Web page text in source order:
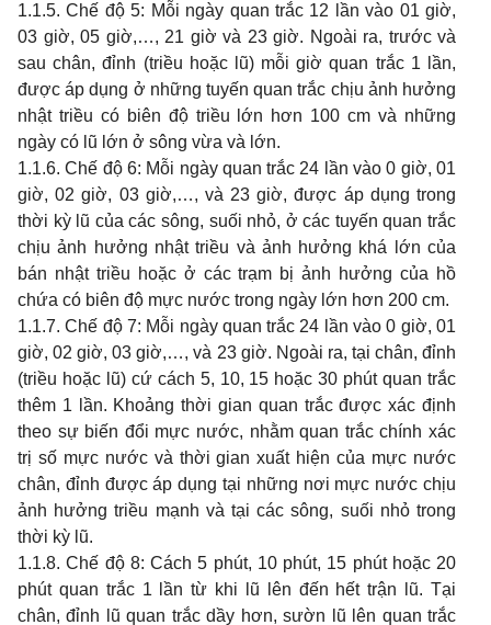
1.1.5. Chế độ 5: Mỗi ngày quan trắc 12 lần vào 01 giờ,
03 giờ, 05 giờ,…, 21 giờ và 23 giờ. Ngoài ra, trước và
sau chân, đỉnh (triều hoặc lũ) mỗi giờ quan trắc 1 lần,
được áp dụng ở những tuyến quan trắc chịu ảnh hưởng
nhật triều có biên độ triều lớn hơn 100 cm và những
ngày có lũ lớn ở sông vừa và lớn.
1.1.6. Chế độ 6: Mỗi ngày quan trắc 24 lần vào 0 giờ, 01
giờ, 02 giờ, 03 giờ,…, và 23 giờ, được áp dụng trong
thời kỳ lũ của các sông, suối nhỏ, ở các tuyến quan trắc
chịu ảnh hưởng nhật triều và ảnh hưởng khá lớn của
bán nhật triều hoặc ở các trạm bị ảnh hưởng của hồ
chứa có biên độ mực nước trong ngày lớn hơn 200 cm.
1.1.7. Chế độ 7: Mỗi ngày quan trắc 24 lần vào 0 giờ, 01
giờ, 02 giờ, 03 giờ,…, và 23 giờ. Ngoài ra, tại chân, đỉnh
(triều hoặc lũ) cứ cách 5, 10, 15 hoặc 30 phút quan trắc
thêm 1 lần. Khoảng thời gian quan trắc được xác định
theo sự biến đổi mực nước, nhằm quan trắc chính xác
trị số mực nước và thời gian xuất hiện của mực nước
chân, đỉnh được áp dụng tại những nơi mực nước chịu
ảnh hưởng triều mạnh và tại các sông, suối nhỏ trong
thời kỳ lũ.
1.1.8. Chế độ 8: Cách 5 phút, 10 phút, 15 phút hoặc 20
phút quan trắc 1 lần từ khi lũ lên đến hết trận lũ. Tại
chân, đỉnh lũ quan trắc dầy hơn, sườn lũ lên quan trắc